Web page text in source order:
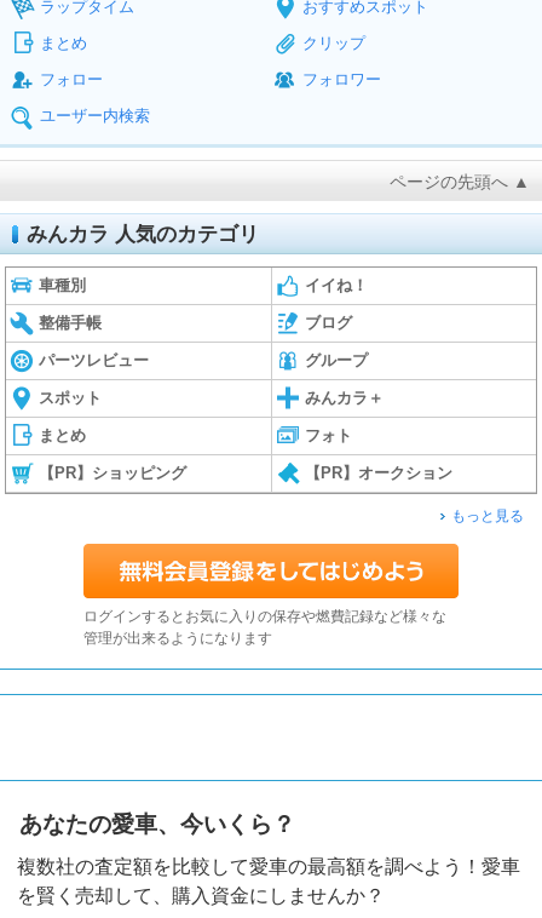
ラップタイム
おすすめスポット
まとめ
クリップ
フォロー
フォロワー
ユーザー内検索
ページの先頭へ ▲
みんカラ 人気のカテゴリ
車種別 イイね！
整備手帳 ブログ
パーツレビュー グループ
スポット みんカラ＋
まとめ フォト
【PR】ショッピング 【PR】オークション
もっと見る
ログインするとお気に入りの保存や燃費記録など様々な
管理が出来るようになります
あなたの愛車、今いくら？
複数社の査定額を比較して愛車の最高額を調べよう！愛車
を賢く売却して、購入資金にしませんか？